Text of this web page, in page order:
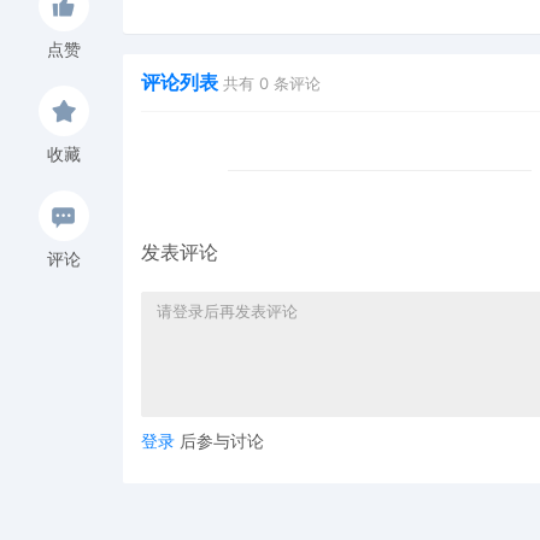
点赞
收藏
评论
评论列表 共有 0 条评论
发表评论
登录 后参与讨论